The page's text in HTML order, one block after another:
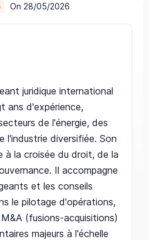
On 28/05/2026
juridique international
ans d'expérience,
de l'énergie, des
l'industrie diversifiée. Son
à la croisée du droit, de la
Il accompagne
et les conseils
le pilotage d'opérations,
(fusions-acquisitions)
majeurs à l'échelle